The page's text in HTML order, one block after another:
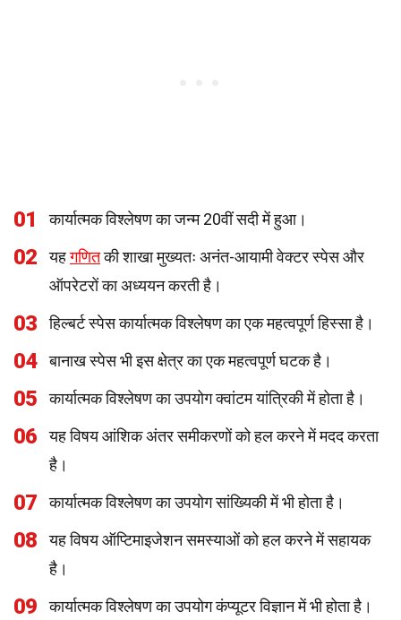
01 कार्यात्मक विश्लेषण का जन्म 20वीं सदी में हुआ।
02 यहगणितकी शाखा मुख्यतः अनंत-आयामी वेक्टर स्पेस और
ऑपरेटरों का अध्ययन करती है।
03 हिल्बर्ट स्पेस कार्यात्मक विश्लेषण का एक महत्वपूर्ण हिस्सा है।
04 बानाख स्पेस भी इस क्षेत्र का एक महत्वपूर्ण घटक है।
05 कार्यात्मक विश्लेषण का उपयोग क्वांटम यांत्रिकी में होता है।
06
यह विषय आंशिक अंतर समीकरणों को हल करने में मदद करता
है।
07 कार्यात्मक विश्लेषण का उपयोग सांख्यिकी में भी होता है।
08
यह विषय ऑप्टिमाइजेशन समस्याओं को हल करने में सहायक
है।
09 कार्यात्मक विश्लेषण का उपयोग कंप्यूटर विज्ञान में भी होता है।